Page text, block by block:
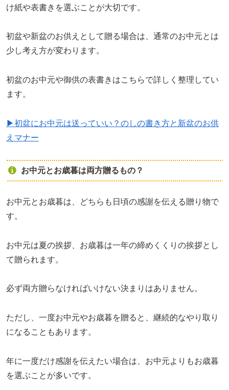
け紙や表書きを選ぶことが大切です。
初盆や新盆のお供えとして贈る場合は、通常のお中元とは
少し考え方が変わります。
初盆のお中元や御供の表書きはこちらで詳しく整理してい
ます。
▶初盆にお中元は送っていい？のしの書き方と新盆のお供
えマナー
お中元とお歳暮は両方贈るもの？
お中元とお歳暮は、どちらも日頃の感謝を伝える贈り物で
す。
お中元は夏の挨拶、お歳暮は一年の締めくくりの挨拶とし
て贈られます。
必ず両方贈らなければいけない決まりはありません。
ただし、一度お中元やお歳暮を贈ると、継続的なやり取り
になることもあります。
年に一度だけ感謝を伝えたい場合は、お中元よりもお歳暮
を選ぶことが多いです。